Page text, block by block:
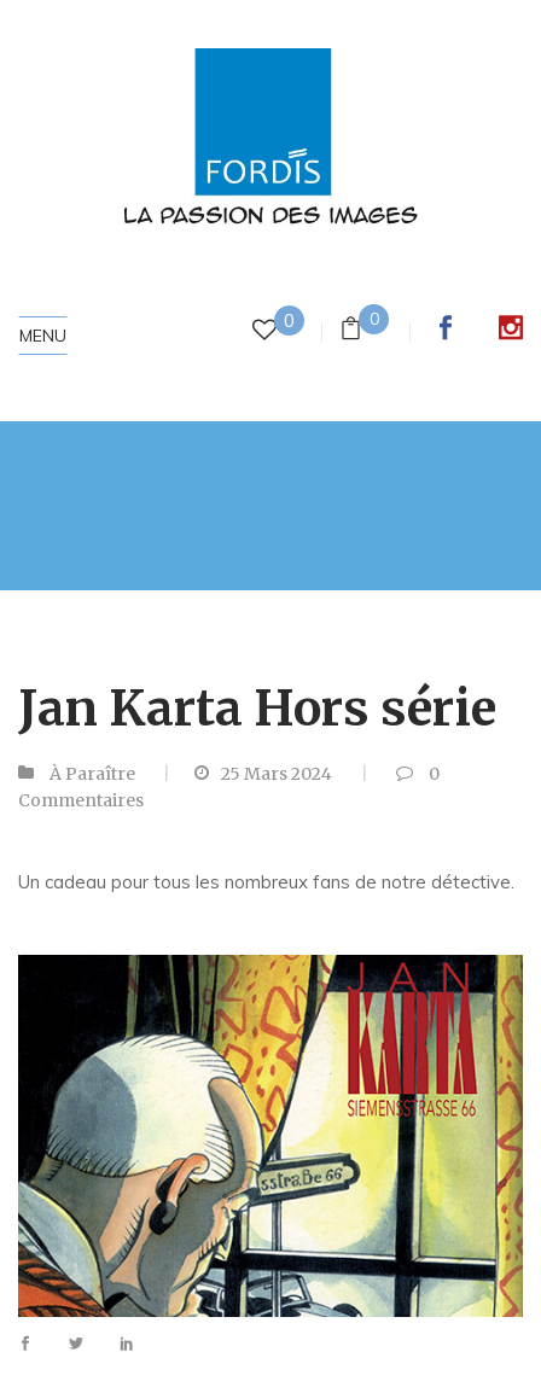
0 0
MENU
Jan Karta Hors série
À Paraître 25 Mars 2024
0
Commentaires
Un cadeau pour tous les nombreux fans de notre détective.